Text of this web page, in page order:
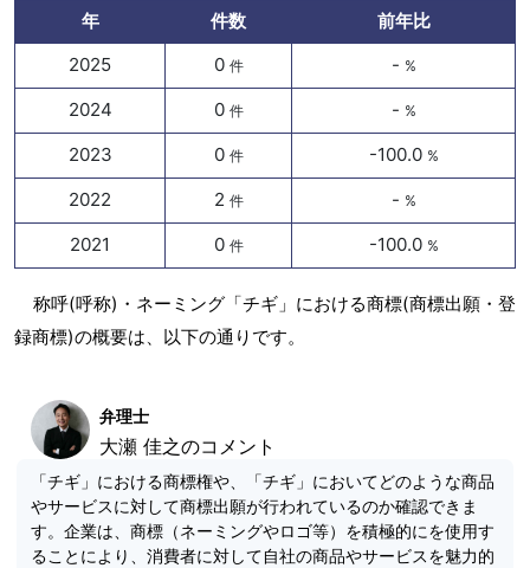
年 件数
前年比
2025
0 件 - %
2024 0 件 - %
2023 0 件 -100.0 %
2022 2 件 - %
2021 0 件 -100.0 %
称呼(呼称)・ネーミング「チギ」における商標(商標出願・登
録商標)の概要は、以下の通りです。
弁理士
大瀬 佳之のコメント
「チギ」における商標権や、「チギ」においてどのような商品
やサービスに対して商標出願が行われているのか確認できま
す。企業は、商標（ネーミングやロゴ等）を積極的にを使用す
ることにより、消費者に対して自社の商品やサービスを魅力的